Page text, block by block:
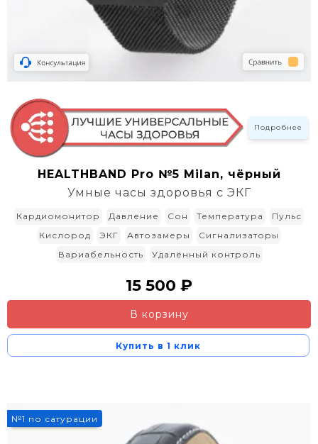
Подробнее
HEALTHBAND Pro №5 Milan, чёрный
Умные часы здоровья с ЭКГ
Кардиомонитор Давление Сон Температура
Пульс
Кислород
ЭКГ Автозамеры
Сигнализаторы
Вариабельность
Удалённый контроль
15 500 ₽
В корзину
Купить в 1 клик
№1 по сатурации